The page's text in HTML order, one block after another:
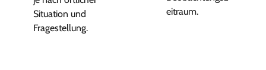
Situation und
Fragestellung.
eitraum.